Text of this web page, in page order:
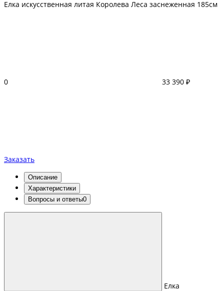
Елка искусственная литая Королева Леса заснеженная 185см
0 33 390 ₽
Заказать
Описание
Характеристики
Вопросы и ответы0
Елка